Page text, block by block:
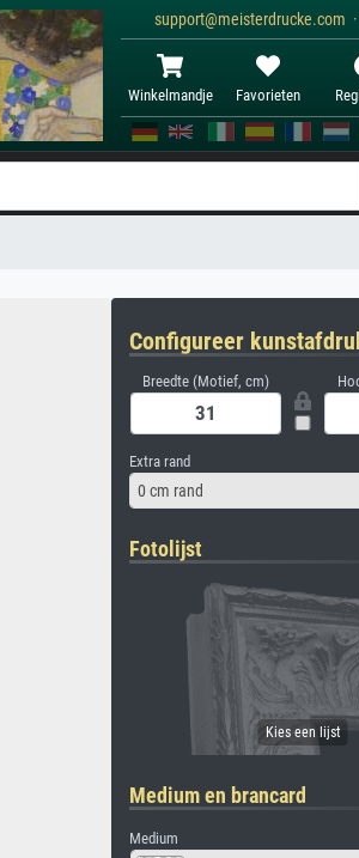
support@meisterdrucke.com
Winkelmandje Favorieten
Configureer
Breedte (Motief, cm)
Extra rand
0 cm rand
Fotolijst
Medium en brancard
Medium